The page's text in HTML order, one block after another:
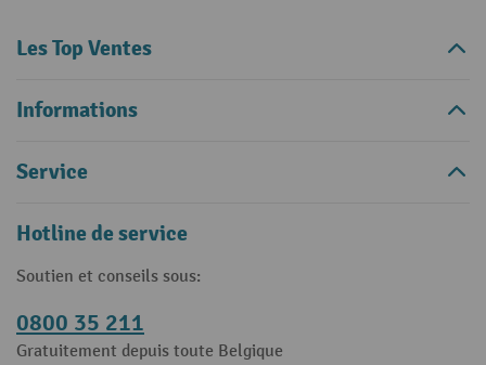
Les Top Ventes
Informations
Service
Hotline de service
Soutien et conseils sous:
0800 35 211
Gratuitement depuis toute Belgique